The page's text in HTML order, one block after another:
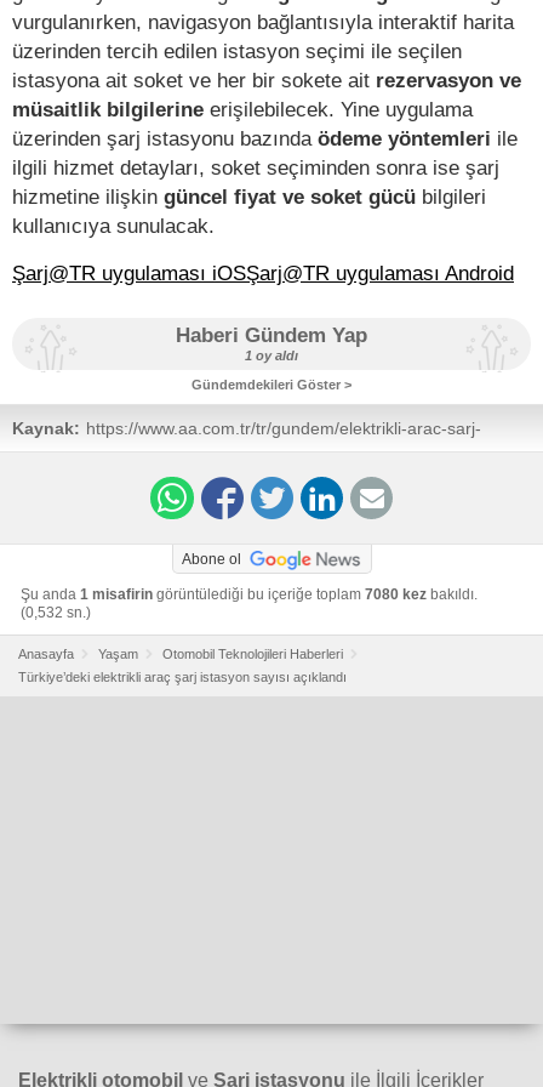
vurgulanırken, navigasyon bağlantısıyla interaktif harita
üzerinden tercih edilen istasyon seçimi ile seçilen
istasyona ait soket ve her bir sokete ait rezervasyon ve
müsaitlik bilgilerine erişilebilecek. Yine uygulama
üzerinden şarj istasyonu bazında ödeme yöntemleri ile
ilgili hizmet detayları, soket seçiminden sonra ise şarj
hizmetine ilişkin güncel fiyat ve soket gücü bilgileri
kullanıcıya sunulacak.
Şarj@TR uygulaması iOSŞarj@TR uygulaması Android
Haberi Gündem Yap
1 oy aldı
Gündemdekileri Göster >
Kaynak: https://www.aa.com.tr/tr/gundem/elektrikli-arac-sarj-
istasyonlarinda-lisans-sayisi-124e-ulasti/2879086
Abone ol
Şu anda 1 misafirin görüntülediği bu içeriğe toplam 7080 kez bakıldı.
(0,532 sn.)
Anasayfa Yaşam
Otomobil Teknolojileri Haberleri
Türkiye’deki elektrikli araç şarj istasyon sayısı açıklandı
Elektrikli otomobil ve Şarj istasyonu ile İlgili İçerikler